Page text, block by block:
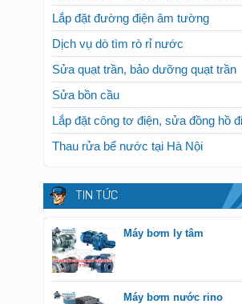
Lắp đặt đường điện âm tường
Dịch vụ dò tìm rò rỉ nước
Sửa quạt trần, bảo dưỡng quạt trần
Sửa bồn cầu
Lắp đặt công tơ điện, sửa đồng hồ
Thau rửa bể nước tại Hà Nội
TIN TỨC
Máy bơm ly tâm
Máy bơm nước rino